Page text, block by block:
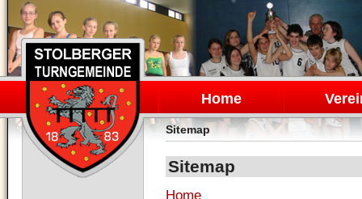
Navigation
überspringen
Home
Sitemap
Sitemap
Home